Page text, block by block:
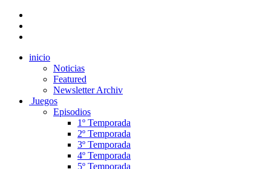
inicio
Noticias
Featured
Newsletter Archiv
Juegos
Episodios
1º Temporada
2º Temporada
3º Temporada
4º Temporada
5º Temporada